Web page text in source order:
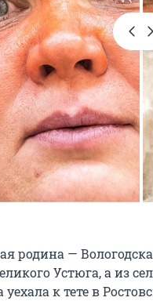
родина —
Устюга, а из
к тете в